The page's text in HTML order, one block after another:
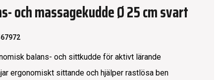
och massagekudde Ø 25 cm svart
balans- och sittkudde för aktivt lärande
ergonomiskt sittande och hjälper rastlösa ben